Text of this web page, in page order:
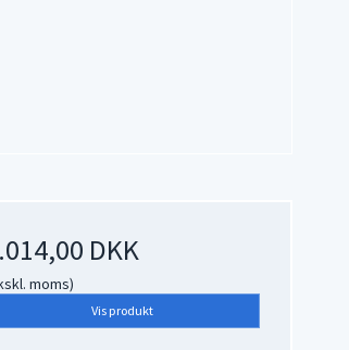
DKK
moms)
Vis produkt